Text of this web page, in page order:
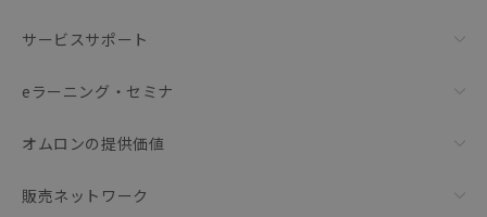
サービスサポート
eラーニング・セミナ
オムロンの提供価値
販売ネットワーク